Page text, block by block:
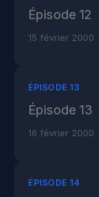
Épisode 12
15 février 2000
ÉPISODE 13
Épisode 13
16 février 2000
ÉPISODE 14